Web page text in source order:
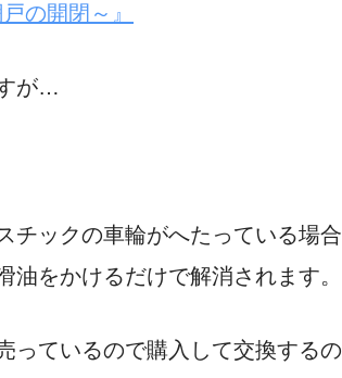
の開閉～』
が…
チックの車輪がへたっている場合
をかけるだけで解消されます。
っているので購入して交換するの